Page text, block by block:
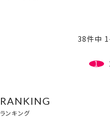
38件中 1
1
RANKING
ランキング